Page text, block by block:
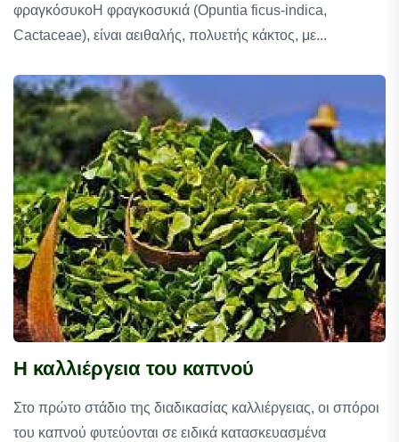
φραγκόσυκοΗ φραγκοσυκιά (Opuntia ficus-indica,
Cactaceae), είναι αειθαλής, πολυετής κάκτος, με...
Η καλλιέργεια του καπνού
Στο πρώτο στάδιο της διαδικασίας καλλιέργειας, οι σπόροι
του καπνού φυτεύονται σε ειδικά κατασκευασμένα